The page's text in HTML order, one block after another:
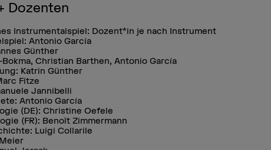
Dozenten
Instrumentalspiel: Dozent*in je nach Instrument
Antonio García
Günther
Christian Barthen, Antonio García
Katrin Günther
Fitze
Jannibelli
Antonio García
(DE): Christine Oefele
(FR): Benoît Zimmermann
Luigi Collarile